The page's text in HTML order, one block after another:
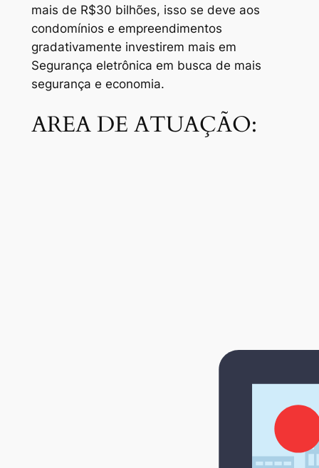
mais de R$30 bilhões, isso se deve aos
condomínios e empreendimentos
gradativamente investirem mais em
Segurança eletrônica em busca de mais
segurança e economia.
AREA DE ATUAÇÃO: